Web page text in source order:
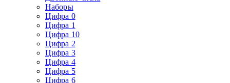
Наборы
Цифра 0
Цифра 1
Цифра 10
Цифра 2
Цифра 3
Цифра 4
Цифра 5
Цифра 6